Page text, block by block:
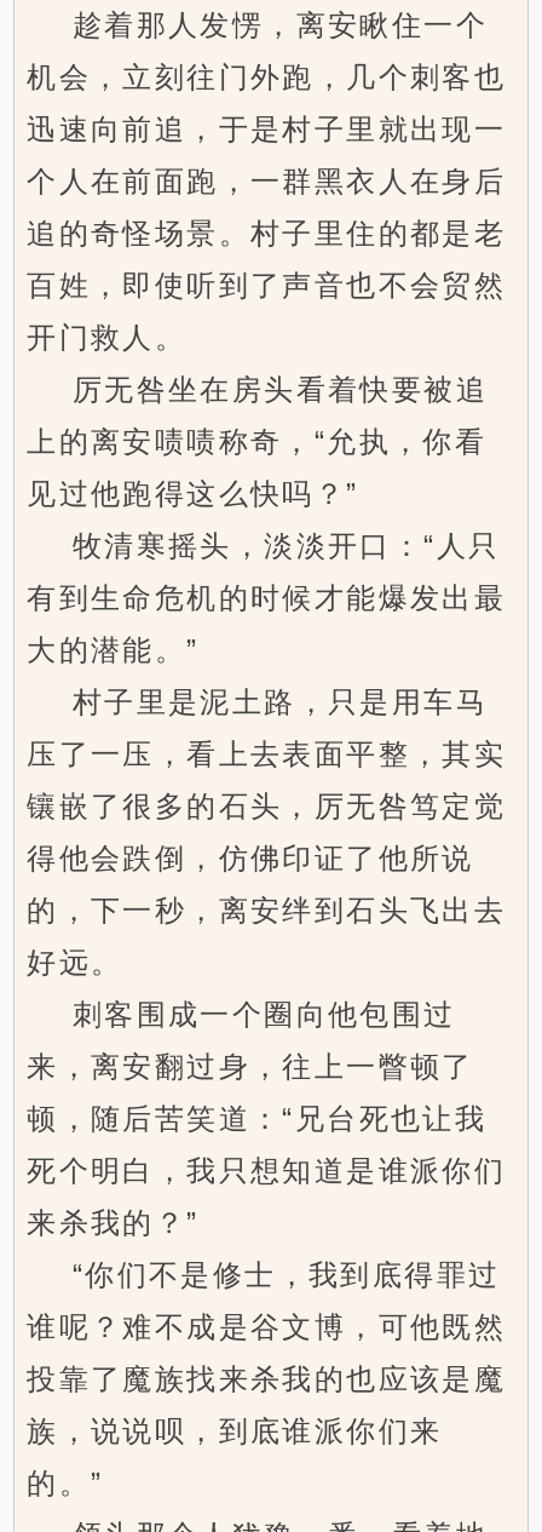
趁着那人发愣，离安瞅住一个
机会，立刻往门外跑，几个刺客也
迅速向前追，于是村子里就出现一
个人在前面跑，一群黑衣人在身后
追的奇怪场景。村子里住的都是老
百姓，即使听到了声音也不会贸然
开门救人。
厉无咎坐在房头看着快要被追
上的离安啧啧称奇，“允执，你看
见过他跑得这么快吗？”
牧清寒摇头，淡淡开口：“人只
有到生命危机的时候才能爆发出最
大的潜能。”
村子里是泥土路，只是用车马
压了一压，看上去表面平整，其实
镶嵌了很多的石头，厉无咎笃定觉
得他会跌倒，仿佛印证了他所说
的，下一秒，离安绊到石头飞出去
好远。
刺客围成一个圈向他包围过
来，离安翻过身，往上一瞥顿了
顿，随后苦笑道：“兄台死也让我
死个明白，我只想知道是谁派你们
来杀我的？”
“你们不是修士，我到底得罪过
谁呢？难不成是谷文博，可他既然
投靠了魔族找来杀我的也应该是魔
族，说说呗，到底谁派你们来
的。”